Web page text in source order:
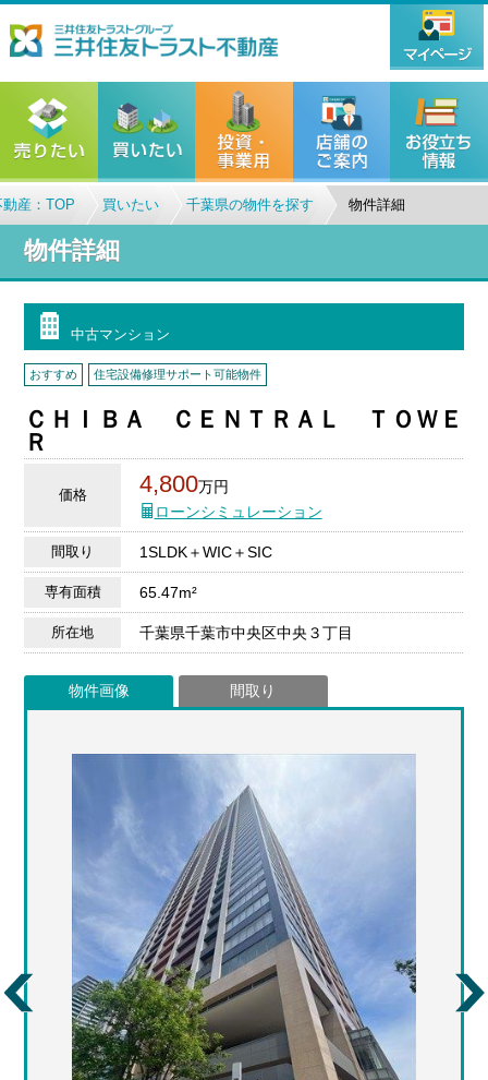
産：TOP 買いたい 千葉県の物件を探す 物件詳細
物件詳細
中古マンション
おすすめ 住宅設備修理サポート可能物件
ＣＨＩＢＡ ＣＥＮＴＲＡＬ ＴＯＷＥ
Ｒ
価格 4,800万円
ローンシミュレーション
間取り 1SLDK＋WIC＋SIC
専有面積 65.47m²
所在地 千葉県千葉市中央区中央３丁目
物件画像 間取り